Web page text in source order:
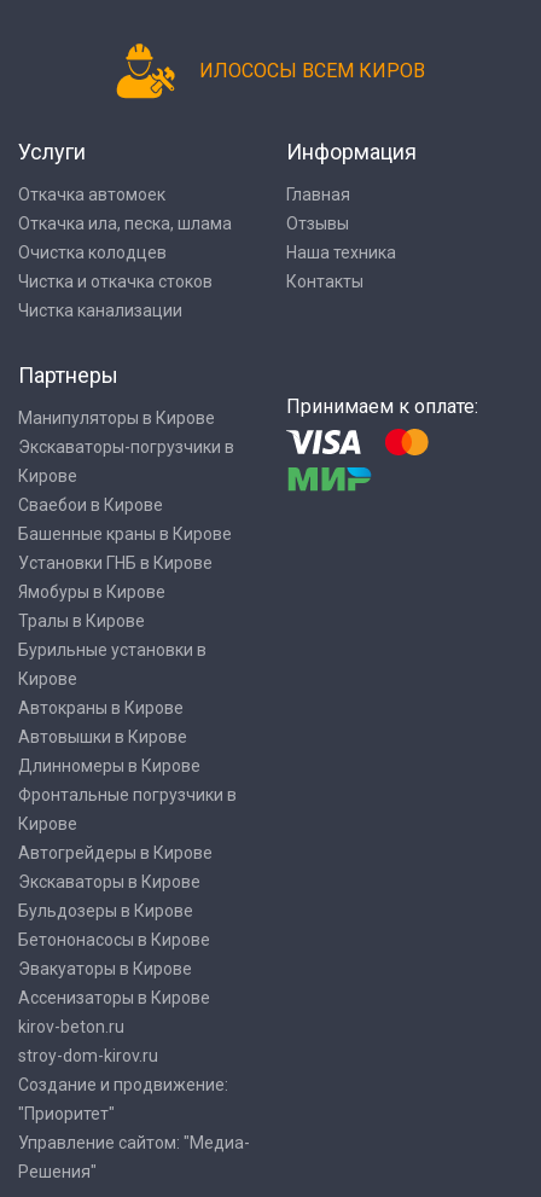
ИЛОСОСЫ ВСЕМ КИРОВ
Услуги
Откачка автомоек
Откачка ила, песка, шлама
Очистка колодцев
Чистка и откачка стоков
Чистка канализации
Информация
Главная
Отзывы
Наша техника
Контакты
Партнеры
Манипуляторы в Кирове
Экскаваторы-погрузчики в
Кирове
Сваебои в Кирове
Башенные краны в Кирове
Установки ГНБ в Кирове
Ямобуры в Кирове
Тралы в Кирове
Бурильные установки в
Кирове
Автокраны в Кирове
Автовышки в Кирове
Длинномеры в Кирове
Фронтальные погрузчики в
Кирове
Автогрейдеры в Кирове
Экскаваторы в Кирове
Бульдозеры в Кирове
Бетононасосы в Кирове
Эвакуаторы в Кирове
Ассенизаторы в Кирове
kirov-beton.ru
stroy-dom-kirov.ru
Создание и продвижение:
"Приоритет"
Управление сайтом: "Медиа-
Решения"
Принимаем к оплате: